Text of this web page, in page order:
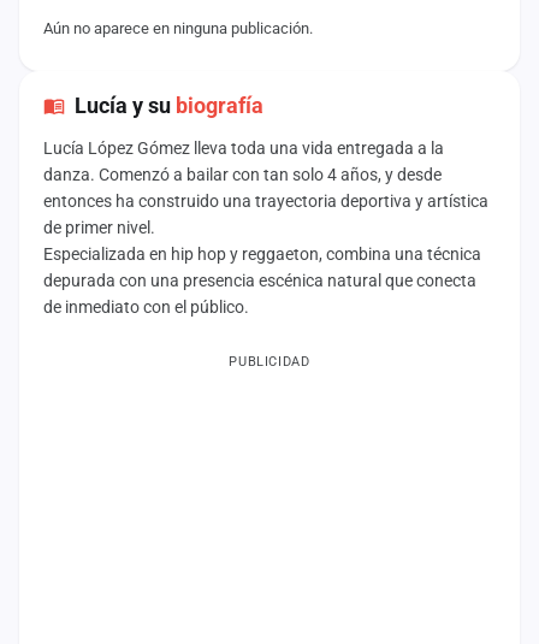
Aún no aparece en ninguna publicación.
Lucía y su biografía
Lucía López Gómez lleva toda una vida entregada a la
danza. Comenzó a bailar con tan solo 4 años, y desde
entonces ha construido una trayectoria deportiva y artística
de primer nivel.
Especializada en hip hop y reggaeton, combina una técnica
depurada con una presencia escénica natural que conecta
de inmediato con el público.
PUBLICIDAD